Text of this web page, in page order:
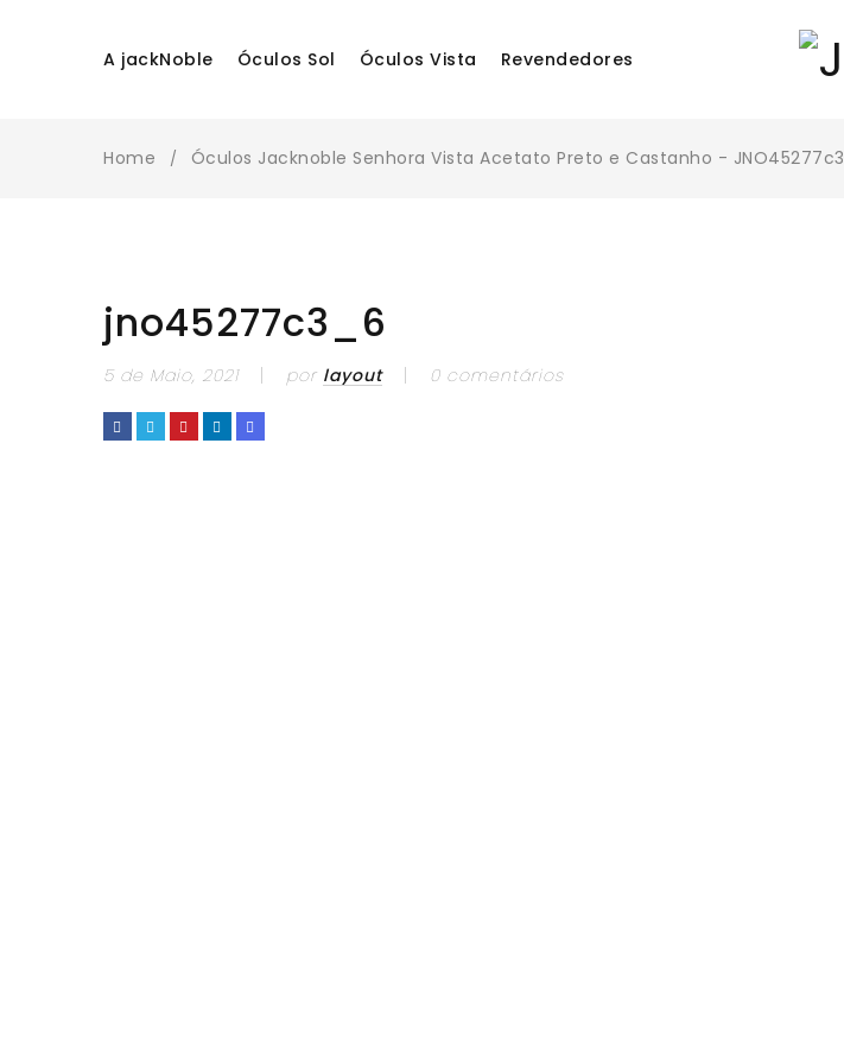
A jackNoble Óculos Sol Óculos Vista Revendedores
Home / Óculos Jacknoble Senhora Vista Acetato Preto e Castanho - JNO45277c3
jno45277c3_6
5 de Maio, 2021 por layout 0 comentários